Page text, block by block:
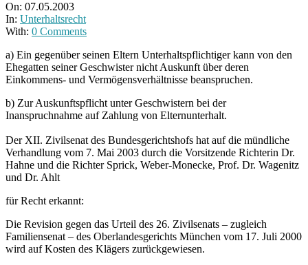
On: 07.05.2003
In: Unterhaltsrecht
With: 0 Comments
a) Ein gegenüber seinen Eltern Unterhaltspflichtiger kann von den
Ehegatten seiner Geschwister nicht Auskunft über deren
Einkommens- und Vermögensverhältnisse beanspruchen.
b) Zur Auskunftspflicht unter Geschwistern bei der
Inanspruchnahme auf Zahlung von Elternunterhalt.
Der XII. Zivilsenat des Bundesgerichtshofs hat auf die mündliche
Verhandlung vom 7. Mai 2003 durch die Vorsitzende Richterin Dr.
Hahne und die Richter Sprick, Weber-Monecke, Prof. Dr. Wagenitz
und Dr. Ahlt
für Recht erkannt:
Die Revision gegen das Urteil des 26. Zivilsenats – zugleich
Familiensenat – des Oberlandesgerichts München vom 17. Juli 2000
wird auf Kosten des Klägers zurückgewiesen.